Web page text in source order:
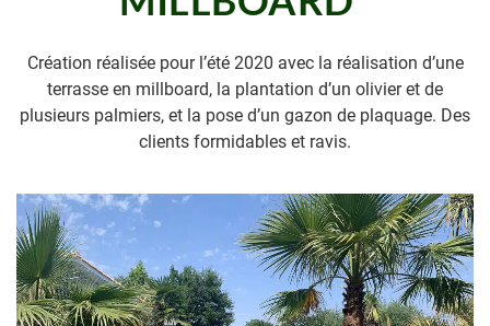
Création réalisée pour l’été 2020 avec la réalisation d’une
terrasse en millboard, la plantation d’un olivier et de
plusieurs palmiers, et la pose d’un gazon de plaquage. Des
clients formidables et ravis.